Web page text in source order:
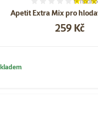
2
Apetit Extra Mix pro
Cena
259 Kč